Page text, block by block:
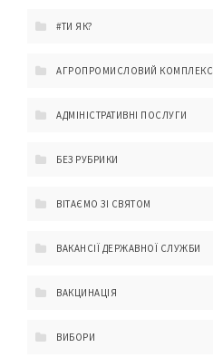
#ТИ ЯК?
АГРОПРОМИСЛОВИЙ КОМПЛЕКС
АДМІНІСТРАТИВНІ ПОСЛУГИ
БЕЗ РУБРИКИ
ВІТАЄМО ЗІ СВЯТОМ
ВАКАНСІЇ ДЕРЖАВНОЇ СЛУЖБИ
ВАКЦИНАЦІЯ
ВИБОРИ